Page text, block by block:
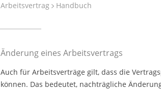
Arbeitsvertrag Handbuch
Änderung eines Arbeitsvertrags
Auch für Arbeitsverträge gilt, dass die
können. Das bedeutet, nachträgliche